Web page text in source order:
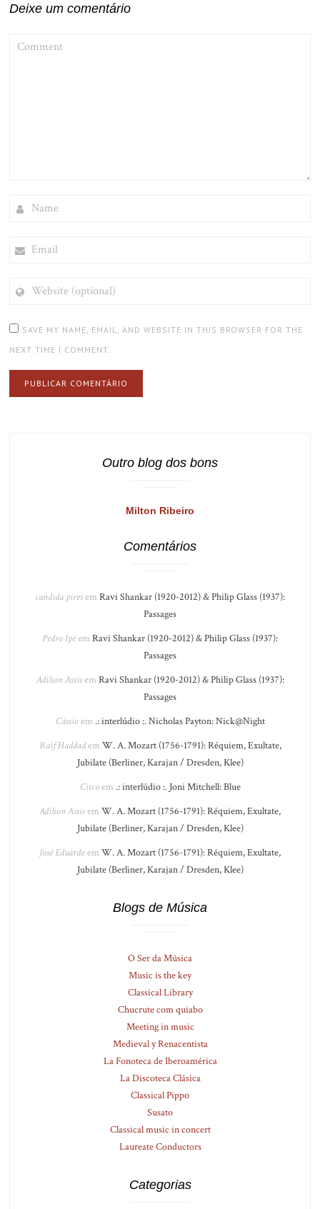
Deixe um comentário
(OPTIONAL)
SAVE MY NAME, EMAIL, AND WEBSITE IN THIS BROWSER FOR THE
NEXT TIME I COMMENT.
Outro blog dos bons
Milton Ribeiro
Comentários
candida piresem Ravi Shankar (1920-2012) & Philip Glass (1937):
Passages
Pedro Ipêem Ravi Shankar (1920-2012) & Philip Glass (1937):
Passages
Adilson Assisem Ravi Shankar (1920-2012) & Philip Glass (1937):
Passages
Cássioem .: interlúdio :. Nicholas Payton: Nick@Night
Raif Haddadem W. A. Mozart (1756-1791): Réquiem, Exultate,
Jubilate (Berliner, Karajan / Dresden, Klee)
Ciscoem .: interlúdio :. Joni Mitchell: Blue
Adilson Assisem W. A. Mozart (1756-1791): Réquiem, Exultate,
Jubilate (Berliner, Karajan / Dresden, Klee)
José Eduardoem W. A. Mozart (1756-1791): Réquiem, Exultate,
Jubilate (Berliner, Karajan / Dresden, Klee)
Blogs de Música
O Ser da Música
Music is the key
Classical Library
Chucrute com quiabo
Meeting in music
Medieval y Renacentista
La Fonoteca de Iberoamérica
La Discoteca Clásica
Classical Pippo
Susato
Classical music in concert
Laureate Conductors
Categorias